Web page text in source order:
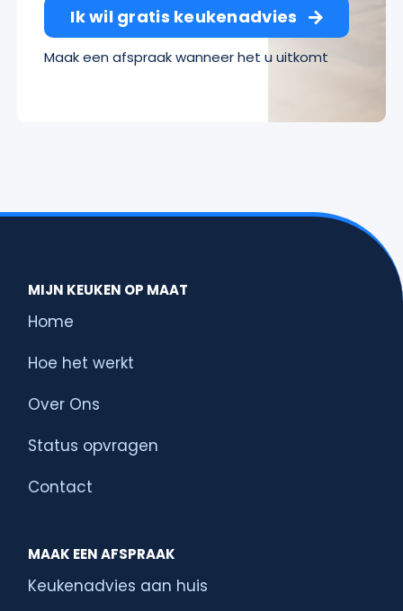
Ik wil gratis keukenadvies
Maak een afspraak wanneer het u uitkomt
MIJN KEUKEN OP MAAT
Home
Hoe het werkt
Over Ons
Status opvragen
Contact
MAAK EEN AFSPRAAK
Keukenadvies aan huis